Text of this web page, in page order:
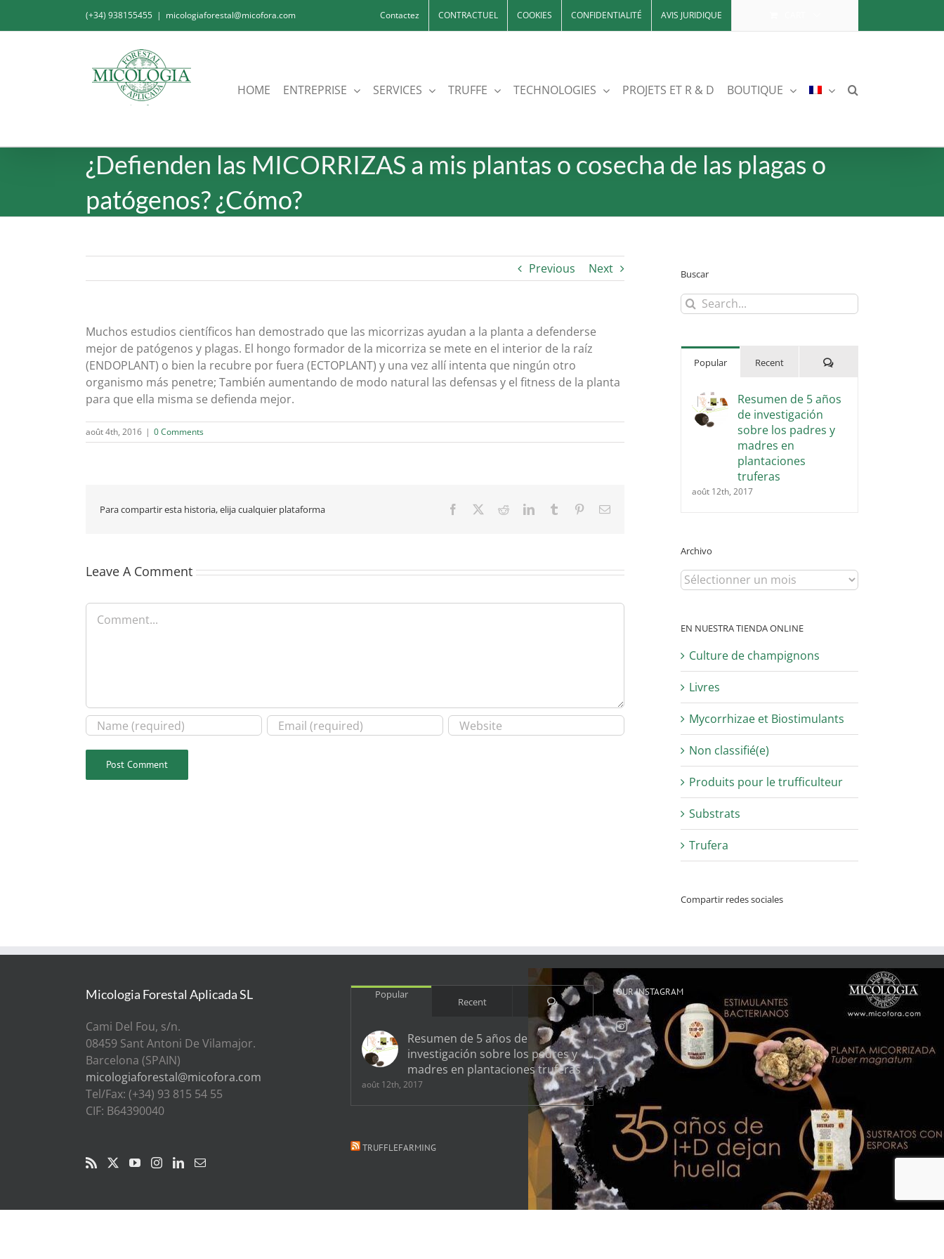
(+34) 938155455 | micologiaforestal@micofora.com Contactez CONTRACTUEL COOKIES CONFIDENTIALITÉ AVIS JURIDIQUE
HOME ENTREPRISE SERVICES TRUFFE TECHNOLOGIES PROJETS ET R & D BOUTIQUE
¿Defienden las MICORRIZAS a mis plantas o cosecha de las plagas o
patógenos? ¿Cómo?
Previous Next
Muchos estudios científicos han demostrado que las micorrizas ayudan a la planta a defenderse
mejor de patógenos y plagas. El hongo formador de la micorriza se mete en el interior de la raíz
(ENDOPLANT) o bien la recubre por fuera (ECTOPLANT) y una vez allí intenta que ningún otro
organismo más penetre; También aumentando de modo natural las defensas y el fitness de la planta
para que ella misma se defienda mejor.
août 4th, 2016 | 0 Comments
Para compartir esta historia, elija cualquier plataforma Facebook RedditLinkedInTumblr PinterestEmail
Leave A Comment
Comment
Buscar
Search
for:
Popular Recent Comments
Resumen de 5 años
de investigación
sobre los padres y
madres en
plantaciones
truferas
août 12th, 2017
Archivo
Archivo
EN NUESTRA TIENDA ONLINE
Culture de champignons
Livres
Mycorrhizae et Biostimulants
Non classifié(e)
Produits pour le trufficulteur
Substrats
Trufera
Compartir redes sociales
Micologia Forestal Aplicada SL
Cami Del Fou, s/n.
08459 Sant Antoni De Vilamajor.
Barcelona (SPAIN)
micologiaforestal@micofora.com
Tel/Fax: (+34) 93 815 54 55
CIF: B64390040
Popular
Recent Comments
Resumen de 5 años de
investigación sobre los padres y
madres en plantaciones truferas
août 12th, 2017
TRUFFLEFARMING
OUR INSTAGRAM